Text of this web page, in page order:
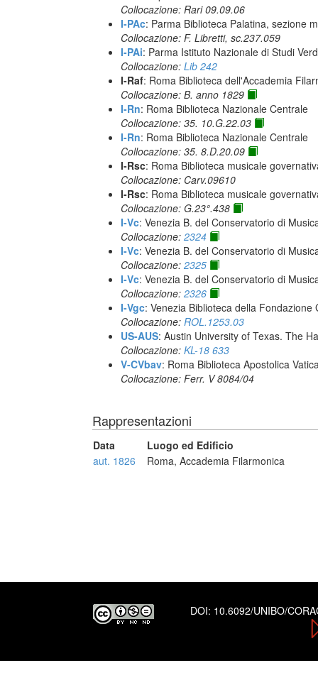
Collocazione: Rari 09.09.06
I-PAc: Parma Biblioteca Palatina, sezione
Collocazione: F. Libretti, sc.237.059
I-PAi: Parma Istituto Nazionale di Studi
Collocazione: Lib 242
I-Raf: Roma Biblioteca dell'Accademia
Collocazione: B. anno 1829
I-Rn: Roma Biblioteca Nazionale Centrale
Collocazione: 35. 10.G.22.03
I-Rn: Roma Biblioteca Nazionale Centrale
Collocazione: 35. 8.D.20.09
I-Rsc: Roma Biblioteca musicale
Collocazione: Carv.09610
I-Rsc: Roma Biblioteca musicale
Collocazione: G.23°.438
I-Vc: Venezia B. del Conservatorio di
Collocazione: 2324
I-Vc: Venezia B. del Conservatorio di
Collocazione: 2325
I-Vc: Venezia B. del Conservatorio di
Collocazione: 2326
I-Vgc: Venezia Biblioteca della Fondazione
Collocazione: ROL.1253.03
US-AUS: Austin University of Texas. The
Collocazione: KL-18 633
V-CVbav: Roma Biblioteca Apostolica
Collocazione: Ferr. V 8084/04
Rappresentazioni
Data
Luogo ed Edificio
aut. 1826
Roma, Accademia Filarmonica
DOI: 10.6092/UNIBO/